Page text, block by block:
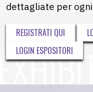
dettagliate per
REGISTRATI QUI
LOGIN ESPOSITORI